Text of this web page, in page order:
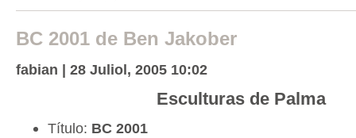
BC 2001 de Ben Jakober
fabian | 28 Juliol, 2005 10:02
Esculturas de Palma
Título: BC 2001